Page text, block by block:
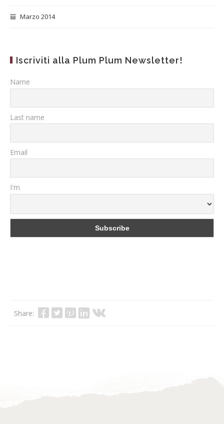
Marzo 2014
Iscriviti alla Plum Plum Newsletter!
Name
Last name
Email
I'm
Share: